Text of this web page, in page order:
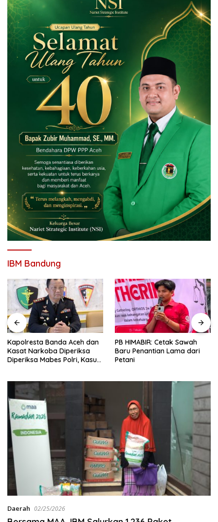
IBM Bandung
Kapolresta Banda Aceh dan
Kasat Narkoba Diperiksa
Diperiksa Mabes Polri, Kasus
PB HIMABIR: Cetak Sawah
Baru Penantian Lama dari
Petani
Daerah 02/25/2026